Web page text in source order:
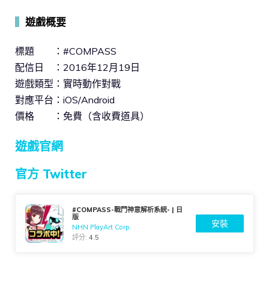
遊戲概要
標題 ：#COMPASS
配信日 ：2016年12月19日
遊戲類型：實時動作對戰
對應平台：iOS/Android
價格 ：免費（含收費道具）
遊戲官網
官方 Twitter
#COMPASS-戰鬥神意解析系統- | 日
版
NHN PlayArt Corp.
評分:4.5
安裝